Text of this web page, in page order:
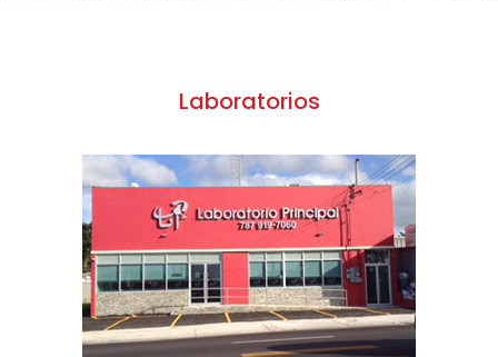
Laboratorios